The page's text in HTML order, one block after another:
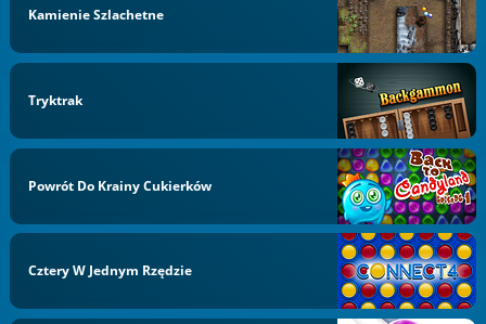
Kamienie Szlachetne
Tryktrak
Powrót Do Krainy Cukierków
Cztery W Jednym Rzędzie